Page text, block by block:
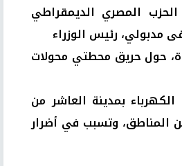
المصري الديمقراطي
مدبولي، رئيس الوزراء
حول حريق محطتي محولات
بمدينة العاشر من
المناطق، وتسبب في أضرار